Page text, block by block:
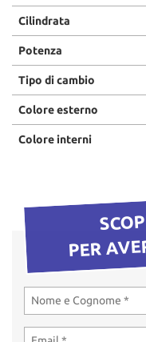
Cilindrata
Potenza
Tipo di cambio
Colore esterno
Colore interni
PER
di
tracciamento
si
rimanda
cookie
policy.
rivedere
scelte
in
qualsiasi
momento.